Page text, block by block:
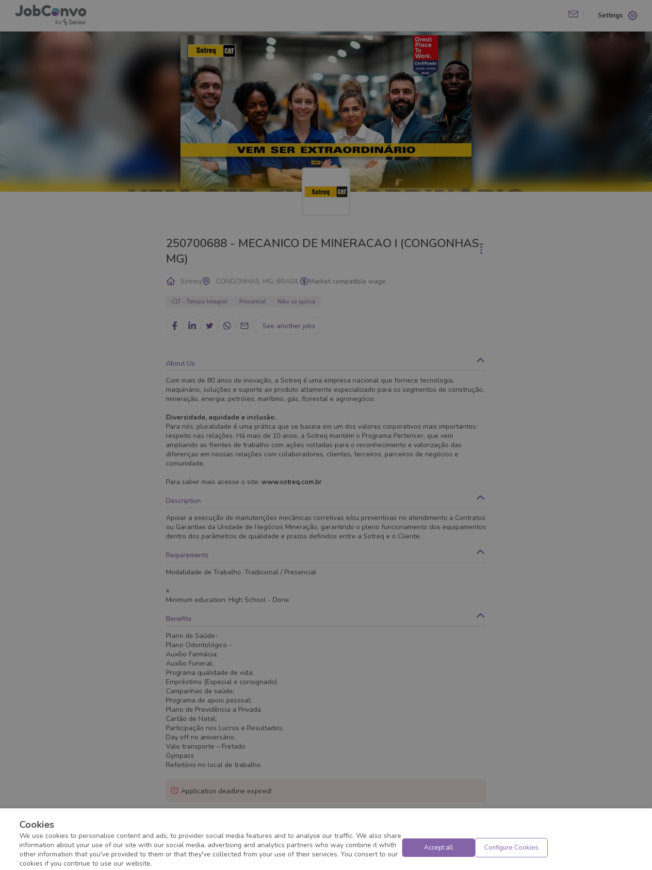
Settings
250700688 - MECANICO DE MINERACAO I (CONGONHAS-
MG)
Sotreq CONGONHAS, MG, BRASIL Market compatible wage
CLT - Tempo Integral Presential Não se aplica
See another jobs
About Us
Com mais de 80 anos de inovação, a Sotreq é uma empresa nacional que fornece tecnologia,
maquinário, soluções e suporte ao produto altamente especializado para os segmentos de construção,
mineração, energia, petróleo, marítimo, gás, florestal e agronegócio.
Diversidade, equidade e inclusão.
Para nós, pluralidade é uma prática que se baseia em um dos valores corporativos mais importantes:
respeito nas relações. Há mais de 10 anos, a Sotreq mantém o Programa Pertencer, que vem
ampliando as frentes de trabalho com ações voltadas para o reconhecimento e valorização das
diferenças em nossas relações com colaboradores, clientes, terceiros, parceiros de negócios e
comunidade.
Para saber mais acesse o site: www.sotreq.com.br
Description
Apoiar a execução de manutenções mecânicas corretivas e/ou preventivas no atendimento a Contratos
ou Garantias da Unidade de Negócios Mineração, garantindo o pleno funcionamento dos equipamentos
dentro dos parâmetros de qualidade e prazos definidos entre a Sotreq e o Cliente.
Requirements
Modalidade de Trabalho :Tradicional / Presencial
x
Minimum education: High School - Done
Benefits
Plano de Saúde-
Plano Odontológico -
Auxílio Farmácia;
Auxílio Funeral;
Programa qualidade de vida;
Empréstimo (Especial e consignado)
Campanhas de saúde;
Programa de apoio pessoal;
Plano de Previdência a Privada
Cartão de Natal;
Participação nos Lucros e Resultados;
Day off no aniversário.
Vale transporte – Fretado
Gympass
Refeitório no local de trabalho.
Application deadline expired!
Cookies
We use cookies to personalise content and ads, to provider social media features and to analyse our traffic. We also share
information about your use of our site with our social media, advertising and analytics partners who way combine it whith
other information that you've provided to them or that they've collected from your use of their services. You consert to our
cookies if you continue to use our website.
Accept all Configure Cookies